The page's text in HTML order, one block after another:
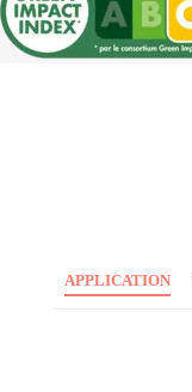
APPLICATION